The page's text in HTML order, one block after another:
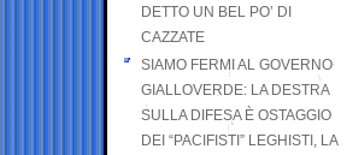
DETTO UN BEL PO’ DI
CAZZATE
SIAMO FERMI AL GOVERNO
GIALLOVERDE: LA DESTRA
SULLA DIFESA È OSTAGGIO
DEI “PACIFISTI” LEGHISTI, LA